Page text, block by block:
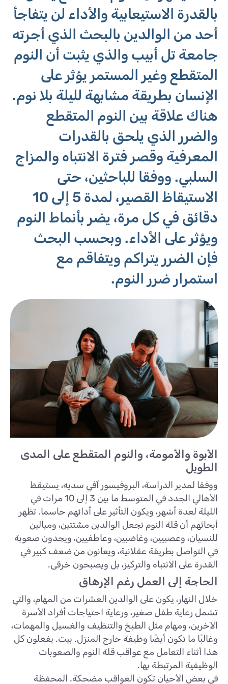
بالقدرة الاستيعابية والأداء لن يتفاجأ
أحد من الوالدين بالبحث الذي أجرته
جامعة تل أبيب والذي يثبت أن النوم
المتقطع وغير المستمر يؤثر على
الإنسان بطريقة مشابهة لليلة بلا نوم.
هناك علاقة بين النوم المتقطع
والضرر الذي يلحق بالقدرات
المعرفية وقصر فترة الانتباه والمزاج
السلبي. ووفقا للباحثين، حتى
الاستيقاظ القصير، لمدة 5 إلى 10
دقائق في كل مرة، يضر بأنماط النوم
ويؤثر على الأداء. وبحسب البحث
فإن الضرر يتراكم ويتفاقم مع
استمرار ضرر النوم.
الأبوة والأمومة، والنوم المتقطع على المدى
الطويل
ووفقا لمدير الدراسة، البروفيسور آفي سديه، يستيقظ
الأهالي الجدد في المتوسط ​​ما بين 3 إلى 10 مرات في
الليلة لعدة أشهر، ويكون التأثير على أدائهم حاسما. تظهر
أبحاثهم أن قلة النوم تجعل الوالدين مشتتين، وميالين
للنسيان، وعصبيين، وغاضبين، وعاطفيين، ويجدون صعوبة
في التواصل بطريقة عقلانية، ويعانون من ضعف كبير في
القدرة على الانتباه والتركيز، بل ويصبحون خرقى.
الحاجة إلى العمل رغم الإرهاق
خلال النهار، يكون على الوالدين العشرات من المهام، والتي
تشمل رعاية طفل صغير، ورعاية احتياجات أفراد الأسرة
الآخرين، ومهام مثل الطبخ والتنظيف والغسيل والمهمات،
وغالبًا ما تكون أيضًا وظيفة خارج المنزل. بيت. يفعلون كل
هذا أثناء التعامل مع عواقب قلة النوم والصعوبات
الوظيفية المرتبطة بها.
في بعض الأحيان تكون العواقب مضحكة. المحفظة